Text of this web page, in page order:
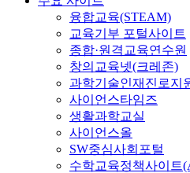
융합교육(STEAM)
교육기부 포털사이트
종합·원격교육연수원
창의교육넷(크레존)
과학기술인재진로지
사이언스타임즈
생활과학교실
사이언스올
SW중심사회포털
수학교육정책사이트